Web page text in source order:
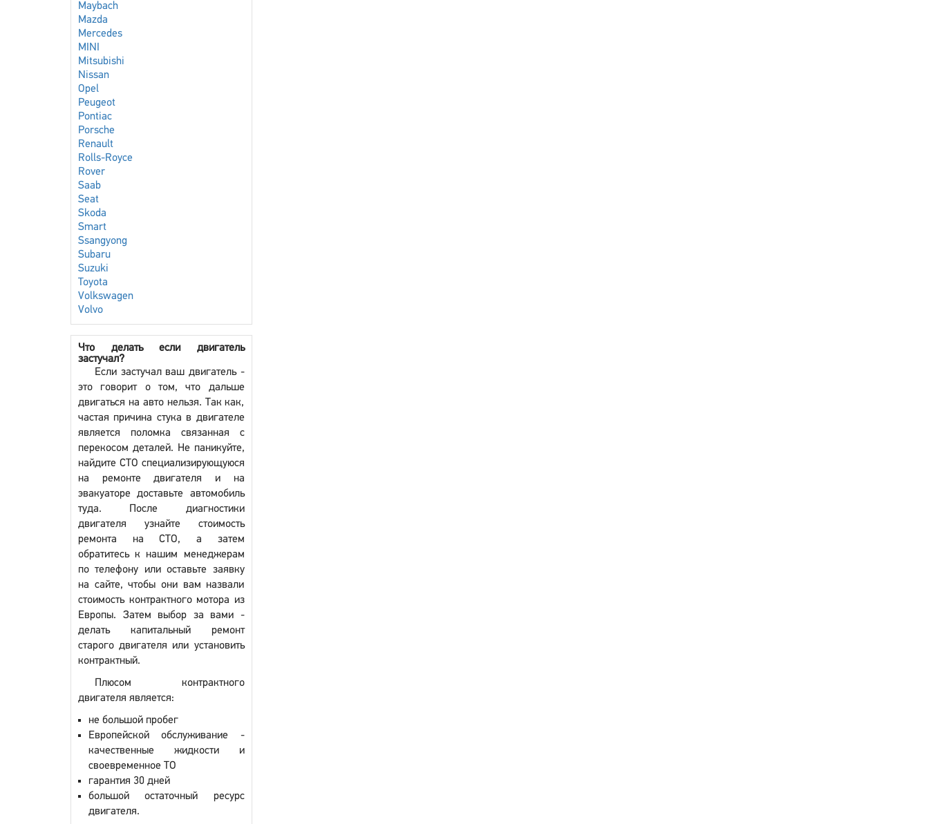
Maybach
Mazda
Mercedes
MINI
Mitsubishi
Nissan
Opel
Peugeot
Pontiac
Porsche
Renault
Rolls-Royce
Rover
Saab
Seat
Skoda
Smart
Ssangyong
Subaru
Suzuki
Toyota
Volkswagen
Volvo
Что делать если двигатель
застучал?
Если застучал ваш двигатель -
это говорит о том, что дальше
двигаться на авто нельзя. Так как,
частая причина стука в двигателе
является поломка связанная с
перекосом деталей. Не паникуйте,
найдите СТО специализирующуюся
на ремонте двигателя и на
эвакуаторе доставьте автомобиль
туда. После диагностики
двигателя узнайте стоимость
ремонта на СТО, а затем
обратитесь к нашим менеджерам
по телефону или оставьте заявку
на сайте, чтобы они вам назвали
стоимость контрактного мотора из
Европы. Затем выбор за вами -
делать капитальный ремонт
старого двигателя или установить
контрактный.
Плюсом контрактного
двигателя является:
не большой пробег
Европейской обслуживание -
качественные жидкости и
своевременное ТО
гарантия 30 дней
большой остаточный ресурс
двигателя.